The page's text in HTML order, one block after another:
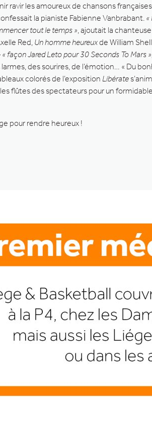
ravir les amoureux de chansons
la pianiste Fabienne Vanbrabant. «
tout le temps », ajoutait la
Red, Un homme heureuxde William
« façon Jared Leto pour 30 Seconds To Mars »
des sourires, de l’émotion… « Du
colorés de l’exposition Libérate
flûtes des spectateurs pour un
pour rendre heureux !